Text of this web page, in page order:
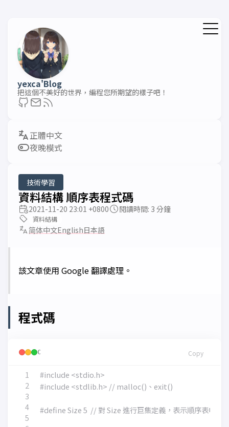
yexca'Blog
把這個不美好的世界，編程您所期望的樣子吧！
夜晚模式
技術學習
資料結構 順序表程式碼
2021-11-20 23:01 +0800 閱讀時間: 3 分鐘
資料結構
简体中文English日本語
該文章使用 Google 翻譯處理。
程式碼
C Copy
  4
#include <stdio.h>
#include <stdlib.h> // malloc()、exit()
#define Size 5